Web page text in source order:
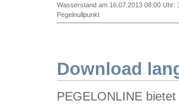
Wasserstand am 16.07.2013 08:00 Uhr:
Pegelnullpunkt
Download
PEGELONLINE